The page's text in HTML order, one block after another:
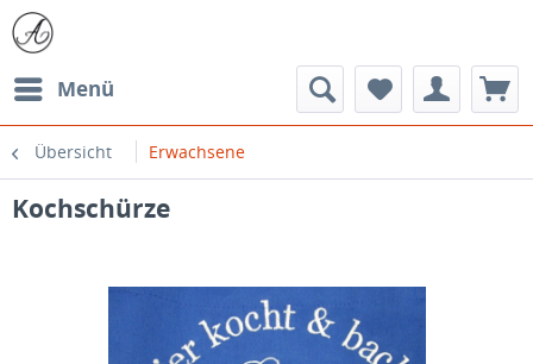
Menü
Übersicht Erwachsene
Kochschürze